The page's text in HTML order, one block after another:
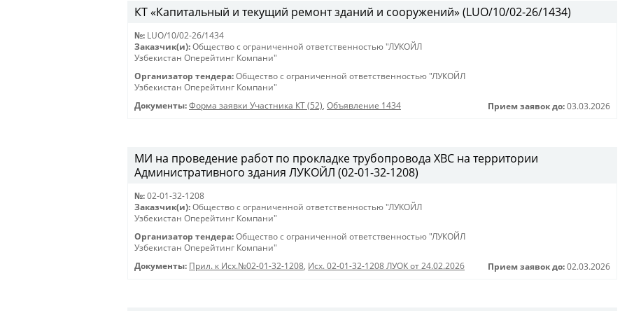
КТ «Капитальный и текущий ремонт зданий и сооружений» (LUO/10/02-26/1434)
№: LUO/10/02-26/1434
Заказчик(и): Общество с ограниченной ответственностью "ЛУКОЙЛ
Узбекистан Оперейтинг Компани"
Организатор тендера: Общество с ограниченной ответственностью "ЛУКОЙЛ
Узбекистан Оперейтинг Компани"
Документы: Форма заявки Участника КТ (52), Объявление 1434 Прием заявок до: 03.03.2026
МИ на проведение работ по прокладке трубопровода ХВС на территории
Административного здания ЛУКОЙЛ (02-01-32-1208)
№: 02-01-32-1208
Заказчик(и): Общество с ограниченной ответственностью "ЛУКОЙЛ
Узбекистан Оперейтинг Компани"
Организатор тендера: Общество с ограниченной ответственностью "ЛУКОЙЛ
Узбекистан Оперейтинг Компани"
Документы: Прил. к Исх.№02-01-32-1208, Исх. 02-01-32-1208 ЛУОК от 24.02.2026 Прием заявок до: 02.03.2026